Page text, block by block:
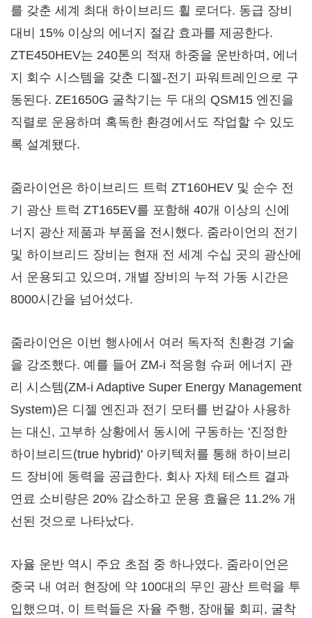
를 갖춘 세계 최대 하이브리드 휠 로더다. 동급 장비
대비 15% 이상의 에너지 절감 효과를 제공한다.
ZTE450HEV는 240톤의 적재 하중을 운반하며, 에너
지 회수 시스템을 갖춘 디젤-전기 파워트레인으로 구
동된다. ZE1650G 굴착기는 두 대의 QSM15 엔진을
직렬로 운용하며 혹독한 환경에서도 작업할 수 있도
록 설계됐다.
줌라이언은 하이브리드 트럭 ZT160HEV 및 순수 전
기 광산 트럭 ZT165EV를 포함해 40개 이상의 신에
너지 광산 제품과 부품을 전시했다. 줌라이언의 전기
및 하이브리드 장비는 현재 전 세계 수십 곳의 광산에
서 운용되고 있으며, 개별 장비의 누적 가동 시간은
8000시간을 넘어섰다.
줌라이언은 이번 행사에서 여러 독자적 친환경 기술
을 강조했다. 예를 들어 ZM-i 적응형 슈퍼 에너지 관
리 시스템(ZM-i Adaptive Super Energy Management
System)은 디젤 엔진과 전기 모터를 번갈아 사용하
는 대신, 고부하 상황에서 동시에 구동하는 '진정한
하이브리드(true hybrid)' 아키텍처를 통해 하이브리
드 장비에 동력을 공급한다. 회사 자체 테스트 결과
연료 소비량은 20% 감소하고 운용 효율은 11.2% 개
선된 것으로 나타났다.
자율 운반 역시 주요 초점 중 하나였다. 줌라이언은
중국 내 여러 현장에 약 100대의 무인 광산 트럭을 투
입했으며, 이 트럭들은 자율 주행, 장애물 회피, 굴착